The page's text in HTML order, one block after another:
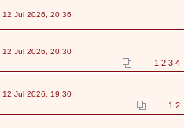
12 Jul 2026, 20:36
12 Jul 2026, 20:30
1 2 3 4
12 Jul 2026, 19:30
1 2